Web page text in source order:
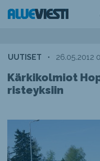
UUTISET • 26.05.2012
Kärkikolmiot
risteyksiin